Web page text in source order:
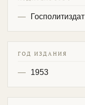
Госполитиздат
ГОД ИЗДАНИЯ
1953